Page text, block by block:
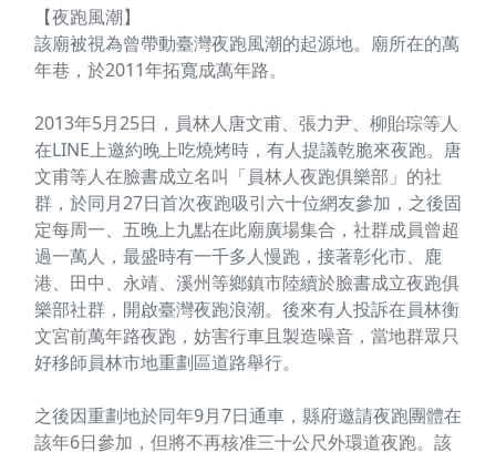
【夜跑風潮】
該廟被視為曾帶動臺灣夜跑風潮的起源地。廟所在的萬
年巷，於2011年拓寬成萬年路。
2013年5月25日，員林人唐文甫、張力尹、柳貽琮等人
在LINE上邀約晚上吃燒烤時，有人提議乾脆來夜跑。唐
文甫等人在臉書成立名叫「員林人夜跑俱樂部」的社
群，於同月27日首次夜跑吸引六十位網友參加，之後固
定每周一、五晚上九點在此廟廣場集合，社群成員曾超
過一萬人，最盛時有一千多人慢跑，接著彰化市、鹿
港、田中、永靖、溪州等鄉鎮市陸續於臉書成立夜跑俱
樂部社群，開啟臺灣夜跑浪潮。後來有人投訴在員林衡
文宮前萬年路夜跑，妨害行車且製造噪音，當地群眾只
好移師員林市地重劃區道路舉行。
之後因重劃地於同年9月7日通車，縣府邀請夜跑團體在
該年6日參加，但將不再核准三十公尺外環道夜跑。該